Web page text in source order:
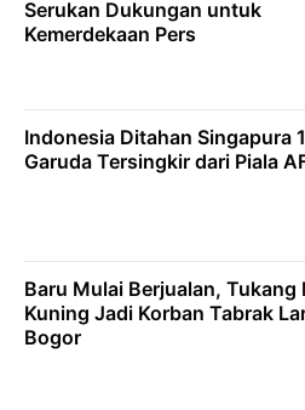
Serukan Dukungan untuk
Kemerdekaan Pers
Indonesia Ditahan Singapura
Garuda Tersingkir dari Piala
Baru Mulai Berjualan, Tukang
Kuning Jadi Korban Tabrak
Bogor